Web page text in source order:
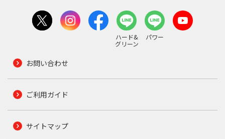
ハード&
グリーン
パワー
お問い合わせ
ご利用ガイド
サイトマップ